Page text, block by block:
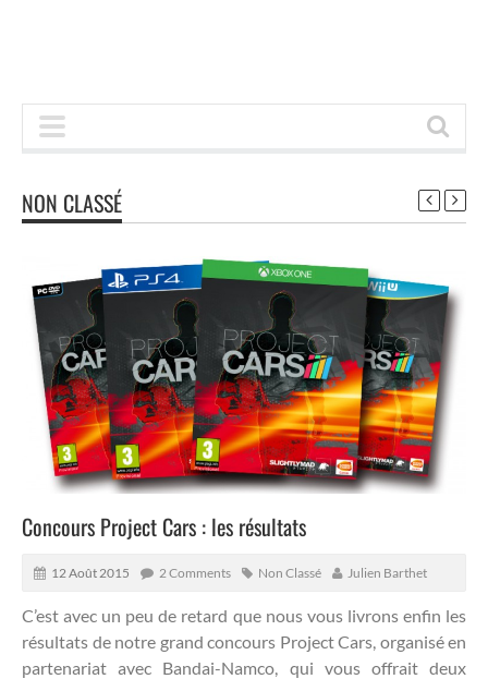
NON CLASSÉ
Concours Project Cars : les résultats
12 Août 2015 2 Comments Non Classé Julien Barthet
C’est avec un peu de retard que nous vous livrons enfin les
résultats de notre grand concours Project Cars, organisé en
partenariat avec Bandai-Namco, qui vous offrait deux